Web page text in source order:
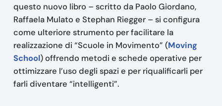
questo nuovo libro – scritto da Paolo Giordano,
Raffaela Mulato e Stephan Riegger – si configura
come ulteriore strumento per facilitare la
realizzazione di “Scuole in Movimento” (Moving
School) offrendo metodi e schede operative per
ottimizzare l’uso degli spazi e per riqualificarli per
farli diventare “intelligenti”.